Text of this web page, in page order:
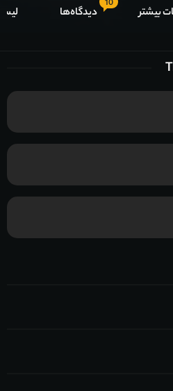
بیشتر
10
دیدگاه‌ها